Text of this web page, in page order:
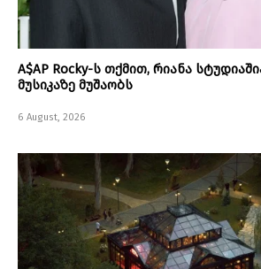
A$AP Rocky-ს თქმით, რიანა
მუსიკაზე მუშაობს
6 August, 2026